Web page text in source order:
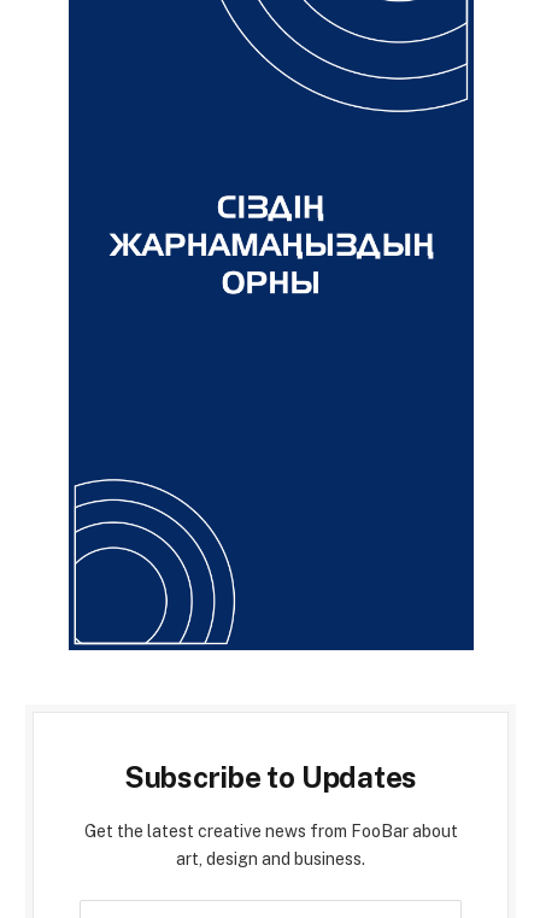
Subscribe to Updates
Get the latest creative news from FooBar about
art, design and business.